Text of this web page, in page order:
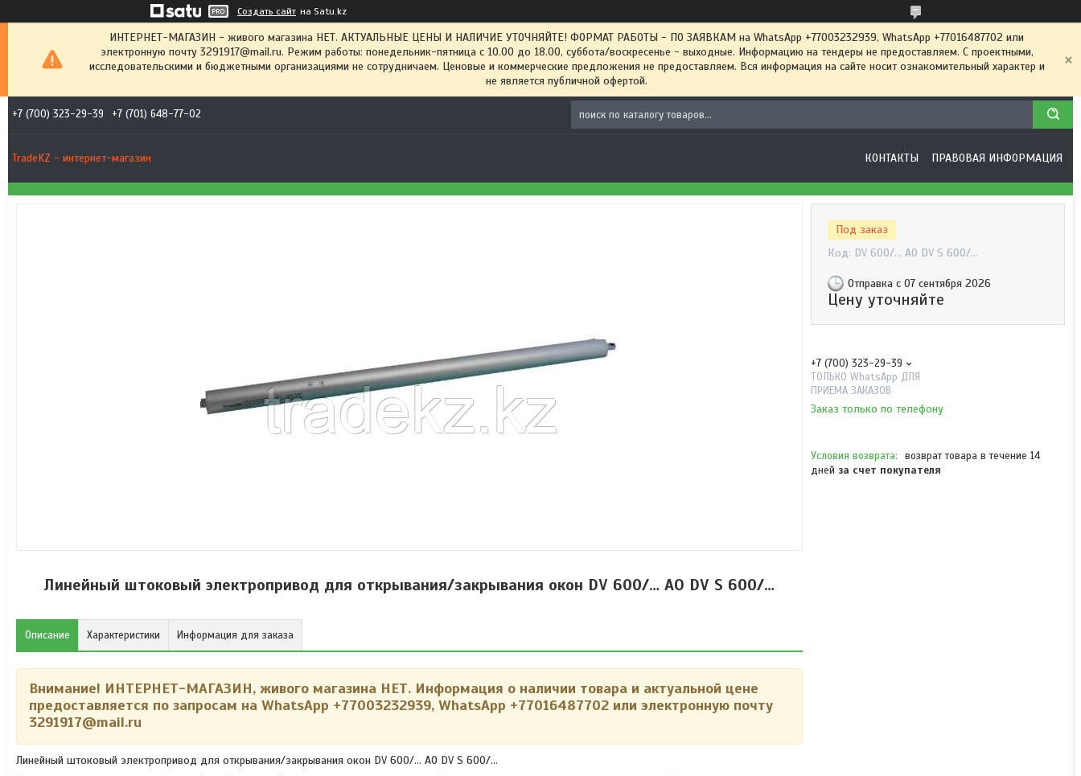
Создать сайт на Satu.kz
ИНТЕРНЕТ-МАГАЗИН - живого магазина НЕТ. АКТУАЛЬНЫЕ ЦЕНЫ И НАЛИЧИЕ УТОЧНЯЙТЕ! ФОРМАТ РАБОТЫ - ПО ЗАЯВКАМ на WhatsApp +77003232939, WhatsApp +77016487702 или
электронную почту 3291917@mail.ru. Режим работы: понедельник-пятница с 10.00 до 18.00, суббота/воскресенье - выходные. Информацию на тендеры не предоставляем. С проектными,
исследовательскими и бюджетными организациями не сотрудничаем. Ценовые и коммерческие предложения не предоставляем. Вся информация на сайте носит ознакомительный характер и
не является публичной офертой.
+7 (700) 323-29-39 +7 (701) 648-77-02
TradeKZ - интернет-магазин КОНТАКТЫ ПРАВОВАЯ ИНФОРМАЦИЯ
Линейный штоковый электропривод для открывания/закрывания окон DV 600/… AO DV S 600/…
Описание Характеристики Информация для заказа
Внимание! ИНТЕРНЕТ-МАГАЗИН, живого магазина НЕТ. Информация о наличии товара и актуальной цене
предоставляется по запросам на WhatsApp +77003232939, WhatsApp +77016487702 или электронную почту
3291917@mail.ru
Линейный штоковый электропривод для открывания/закрывания окон DV 600/… AO DV S 600/…
Под заказ
Код: DV 600/… AO DV S 600/…
Отправка с 07 сентября 2026
Цену уточняйте
+7 (700) 323-29-39
ТОЛЬКО WhatsApp ДЛЯ
ПРИЕМА ЗАКАЗОВ
Заказ только по телефону
возврат товара в течение 14
дней за счет покупателя